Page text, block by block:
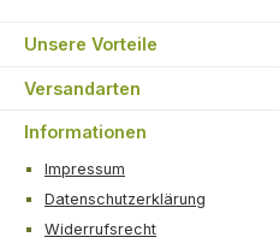
Unsere Vorteile
Versandarten
Informationen
Impressum
Datenschutzerklärung
Widerrufsrecht